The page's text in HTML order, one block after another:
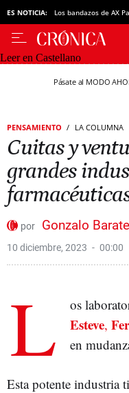
ES NOTICIA: Los bandazos de AX
Leer en Castellano
Pásate al MODO
PENSAMIENTO LA COLUMNA
Cuitas y
grandes
Gonzalo
10 diciembre, 2023 00:00
L os
Esteve,
en
Esta potente industria